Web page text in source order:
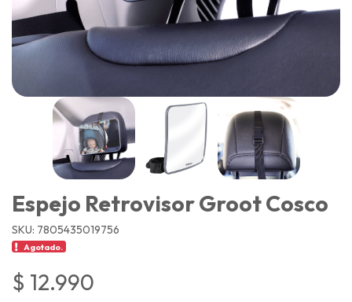
Espejo Retrovisor Groot Cosco
SKU: 7805435019756
Agotado.
$ 12.990